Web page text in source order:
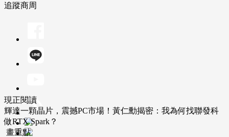
追蹤商周
現正閱讀
輝達一顆晶片，震撼PC市場！黃仁勳揭密：我為何找聯發科
做RTX Spark？
畫重點